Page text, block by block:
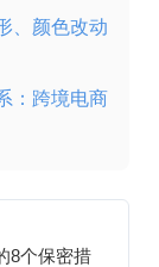
、颜色改动
：跨境电商
8个保密措